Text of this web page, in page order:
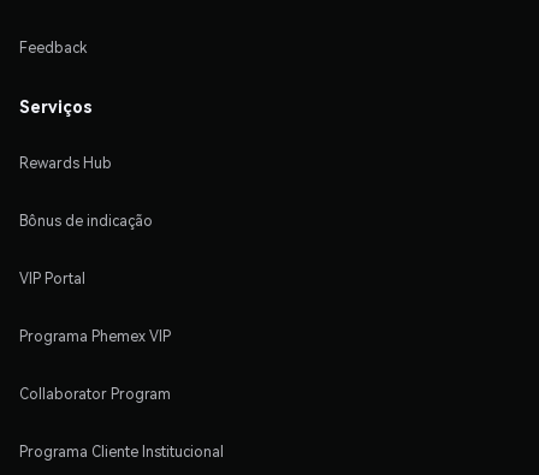
Feedback
Serviços
Rewards Hub
Bônus de indicação
VIP Portal
Programa Phemex VIP
Collaborator Program
Programa Cliente Institucional